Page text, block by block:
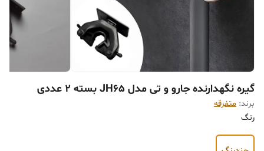
گیره نگهدارنده جارو و تی مدل JH65 بسته 2 عددی
برند: متفرقه
رنگ